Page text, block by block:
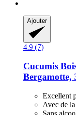
Ajouter
4.9 (7)
Cucumis
Bergamotte,
Excellent
Avec de
Sans